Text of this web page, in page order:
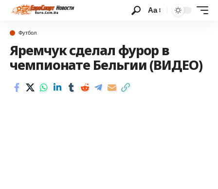
Аа
Футбол
Яремчук сделал фурор в
чемпионате Бельгии (ВИДЕО)